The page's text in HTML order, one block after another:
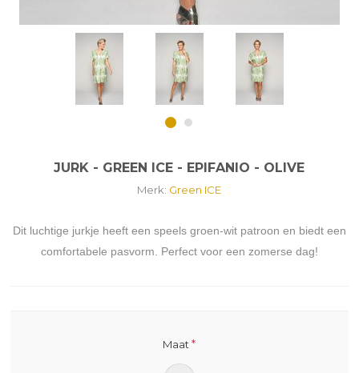
JURK - GREEN ICE - EPIFANIO - OLIVE
Merk: Green ICE
Dit luchtige jurkje heeft een speels groen-wit patroon en biedt een
comfortabele pasvorm. Perfect voor een zomerse dag!
Maat *